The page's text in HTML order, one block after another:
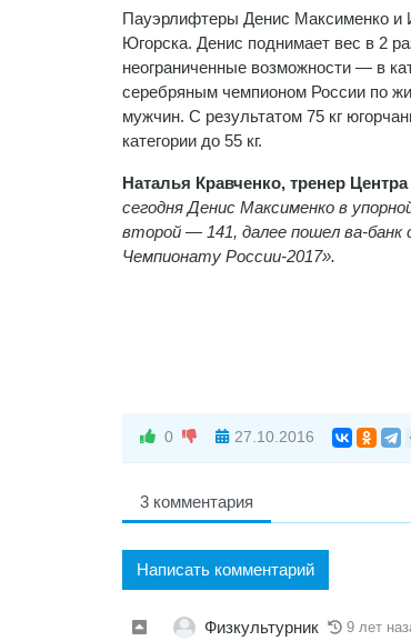
Пауэрлифтеры Денис Максименко и
Югорска. Денис поднимает вес в 2
неограниченные возможности — в
серебряным чемпионом России по
мужчин. С результатом 75 кг
категории до 55 кг.
Наталья Кравченко, тренер
сегодня Денис Максименко в
второй — 141, далее пошел ва-банк
Чемпионату России-2017».
0 27.10.2016
3 комментария
Написать комментарий
Физкультурник 9 лет